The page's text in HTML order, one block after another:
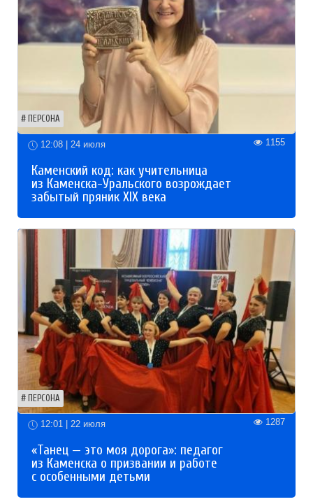
ПЕРСОНА
12:08 | 24 июля 1155
Каменский код: как учительница
из Каменска-Уральского возрождает
забытый пряник XIX века
ПЕРСОНА
12:01 | 22 июля 1287
«Танец — это моя дорога»: педагог
из Каменска о призвании и работе
с особенными детьми